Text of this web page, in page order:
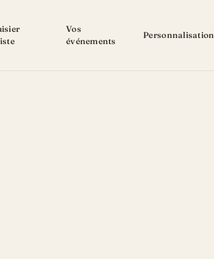
Vos
événements
Personnalisation